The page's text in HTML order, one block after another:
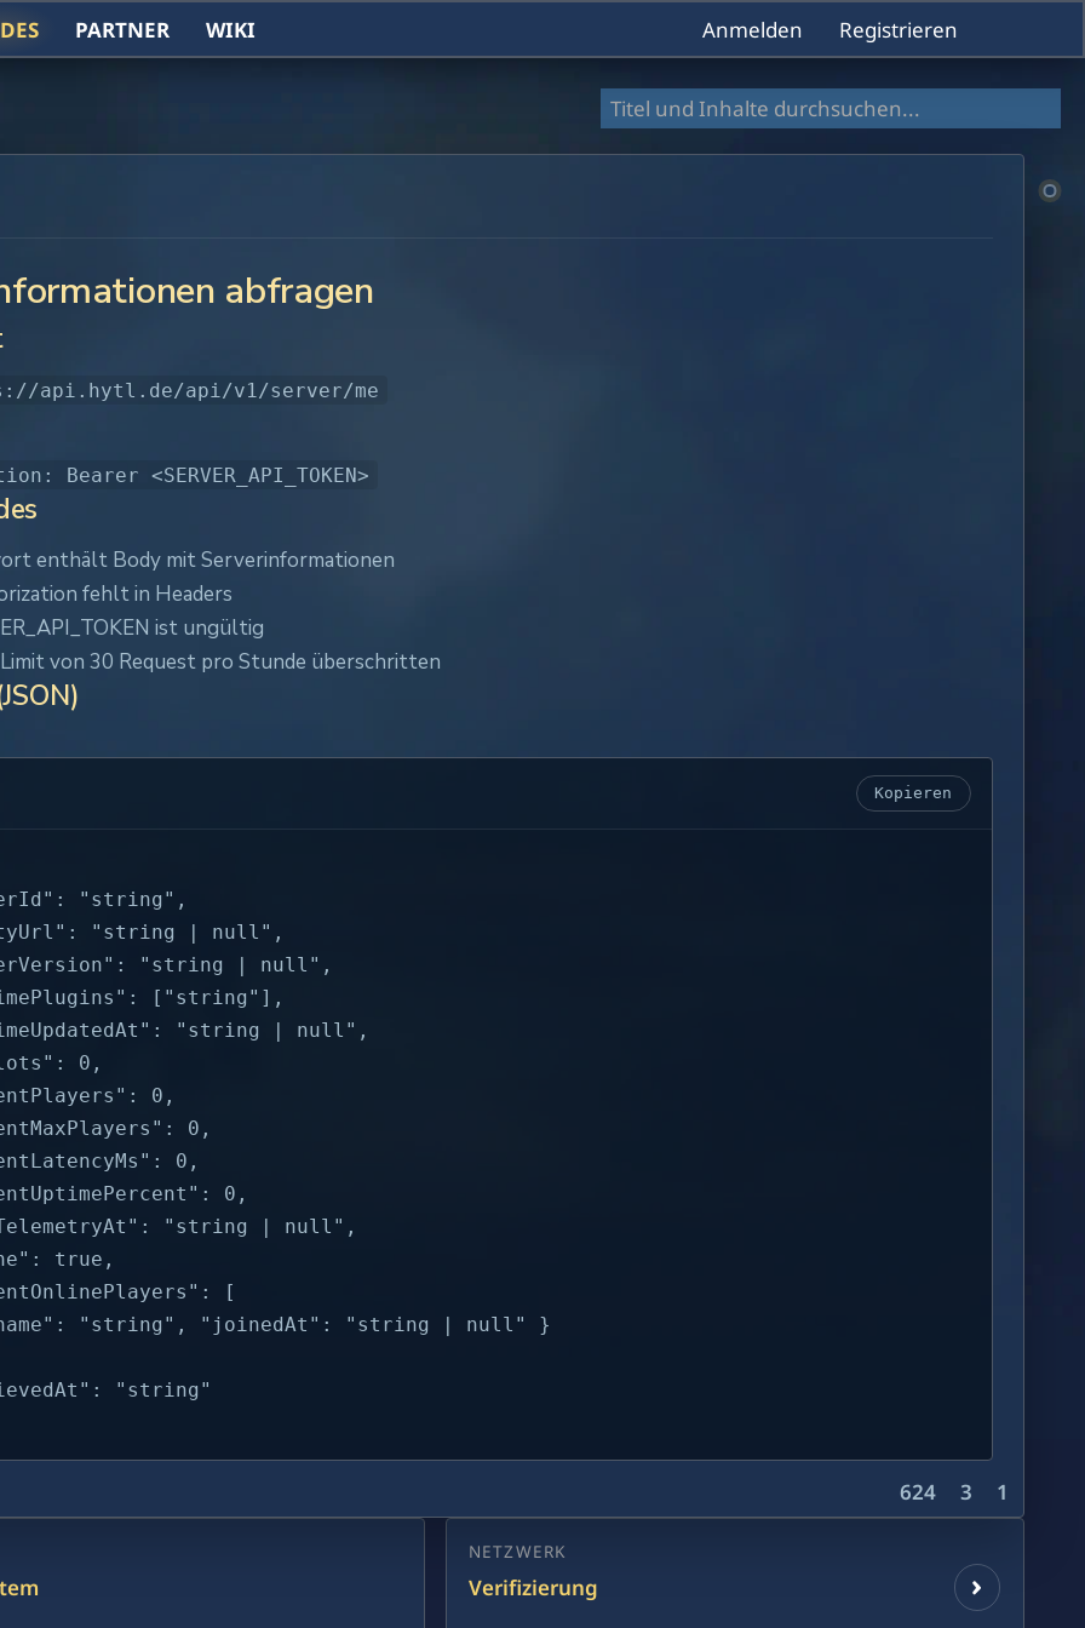
PARTNER WIKI Anmelden Registrieren
Dokumentation durchsuchen
abfragen
api.hytl.de/api/v1/server/me
Bearer <SERVER_API_TOKEN>
enthält Body mit Serverinformationen
fehlt in Headers
ist ungültig
von 30 Request pro Stunde überschritten
Kopieren
"string",
"string | null",
"string | null",
["string"],
"string | null",
0,
0,
0,
0,
0,
"string | null",
true,
[
"string", "joinedAt": "string | null" }
"string"
624 3 1
NETZWERK
Verifizierung